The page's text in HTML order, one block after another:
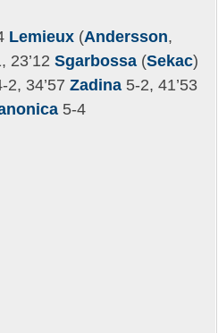
Lemieux (Andersson,
23’12 Sgarbossa(Sekac)
2, 34’57 Zadina5-2, 41’53
5-4